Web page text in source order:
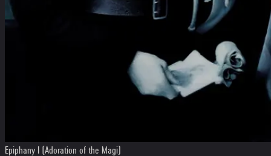
Epiphany I (Adoration of the Magi)